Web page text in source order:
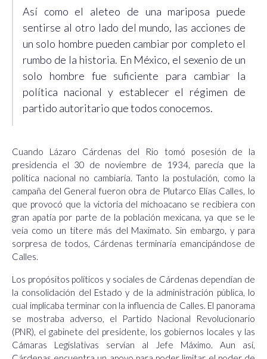
Así como el aleteo de una mariposa puede
sentirse al otro lado del mundo, las acciones de
un solo hombre pueden cambiar por completo el
rumbo de la historia. En México, el sexenio de un
solo hombre fue suficiente para cambiar la
política nacional y establecer el régimen de
partido autoritario que todos conocemos.
Cuando Lázaro Cárdenas del Rio tomó posesión de la
presidencia el 30 de noviembre de 1934, parecía que la
política nacional no cambiaría. Tanto la postulación, como la
campaña del General fueron obra de Plutarco Elías Calles, lo
que provocó que la victoria del michoacano se recibiera con
gran apatía por parte de la población mexicana, ya que se le
veía como un títere más del Maximato. Sin embargo, y para
sorpresa de todos, Cárdenas terminaría emancipándose de
Calles.
Los propósitos políticos y sociales de Cárdenas dependían de
la consolidación del Estado y de la administración pública, lo
cual implicaba terminar con la influencia de Calles. El panorama
se mostraba adverso, el Partido Nacional Revolucionario
(PNR), el gabinete del presidente, los gobiernos locales y las
Cámaras Legislativas servían al Jefe Máximo. Aun así,